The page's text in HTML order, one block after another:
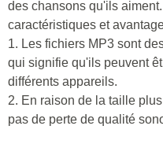
des chansons qu'ils
caractéristiques et
1. Les fichiers MP3 sont
qui signifie qu'ils peuvent
différents appareils.
2. En raison de la taille
pas de perte de qualité